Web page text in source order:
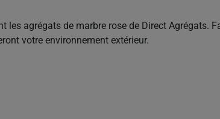
agrégats de marbre rose de Direct Agrégats.
votre environnement extérieur.